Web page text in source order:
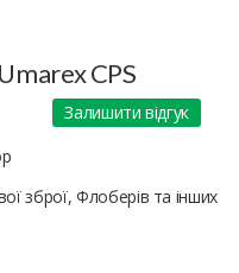
CPS
Залишити відгук
зброї, Флоберів та інших